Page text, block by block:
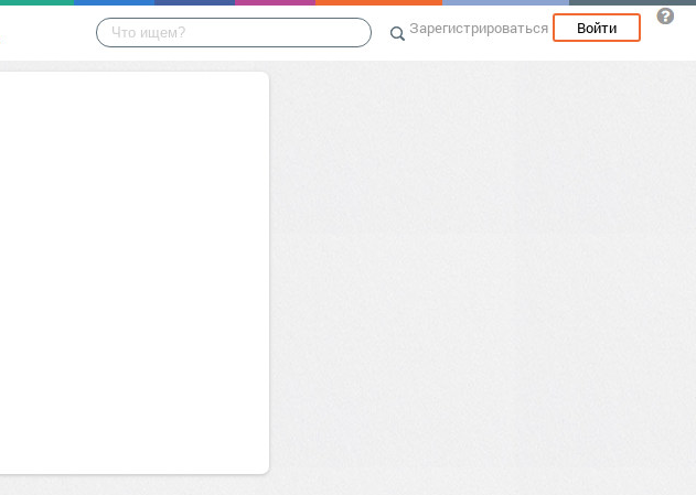
Зарегистрироваться Войти